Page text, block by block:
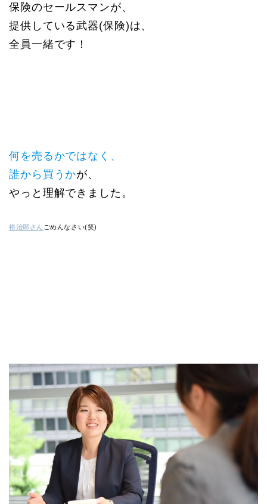
保険のセールスマンが、
提供している武器(保険)は、
全員一緒です！
何を売るかではなく、
誰から買うかが、
やっと理解できました。
裕治郎さん ごめんなさい(笑)